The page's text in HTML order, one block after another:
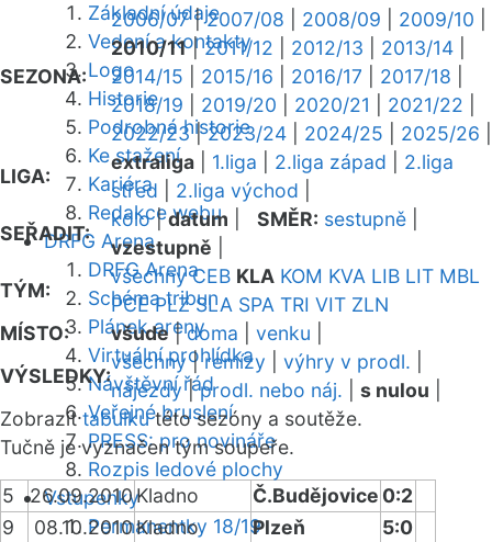
Základní údaje
Vedení a kontakty
Logo
Historie
Podrobná historie
Ke stažení
Kariéra
Redakce webu
DRFG Arena
DRFG Arena
Schéma tribun
Plánek areny
Virtuální prohlídka
Návštěvní řád
Veřejné bruslení
PRESS: pro novináře
Rozpis ledové plochy
Vstupenky
Permanentky 18/19
SEZONA:
2006/07|2007/08 2008/09 2009/10
2010/11|2011/12 2012/13 2013/14
2014/15
2015/16 2016/17 2017/18
2018/19
2019/20 2020/21 2021/22
2022/23|2023/24 2024/25 2025/26
LIGA:
extraliga 1.liga 2.liga západ
2.liga
střed
2.liga východ
SEŘADIT:
kolo|datum SMĚR: sestupně
vzestupně
TÝM:
všechny CEB KLA KOM KVA LIB LIT MBL
PCE PLZ SLA SPA TRI VIT ZLN
MÍSTO:
všude|doma venku
VÝSLEDKY:
všechny|remízy výhry v prodl.
nájezdy|prodl. nebo náj. s nulou
Zobrazittabulkutéto sezóny a soutěže.
Tučně je vyznačen tým soupeře.
5 26.09.2010Kladno Č.Budějovice 0:2
9
08.10.2010Kladno Plzeň
5:0